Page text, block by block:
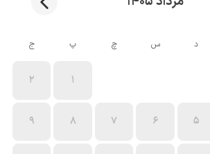
د س چ پ ج
1
2
5
6
7
8
9